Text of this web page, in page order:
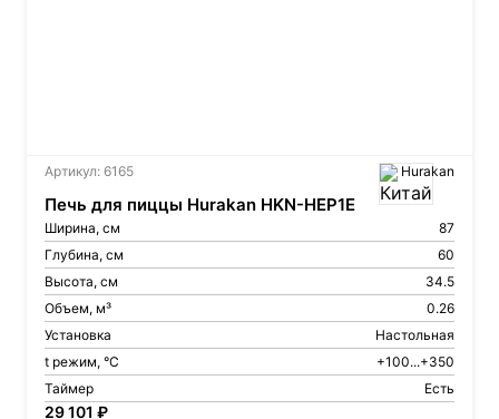
Артикул: 6165 Hurakan
Печь для пиццы Hurakan HKN-HEP1E
Ширина, см
87
Глубина, см
60
Высота, см
34.5
Объем, м³
0.26
Установка
Настольная
t режим, °С
+100...+350
Таймер
Есть
29 101 ₽